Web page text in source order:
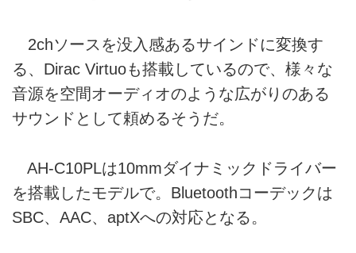
2chソースを没入感あるサインドに変換す
る、Dirac Virtuoも搭載しているので、様々な
音源を空間オーディオのような広がりのある
サウンドとして頼めるそうだ。
AH-C10PLは10mmダイナミックドライバー
を搭載したモデルで。Bluetoothコーデックは
SBC、AAC、aptXへの対応となる。